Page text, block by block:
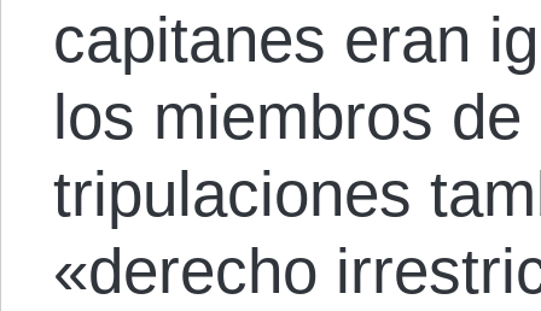
capitanes eran
los miembros
tripulaciones
«derecho